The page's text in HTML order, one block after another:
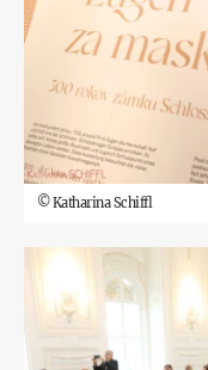
©Katharina Schiffl